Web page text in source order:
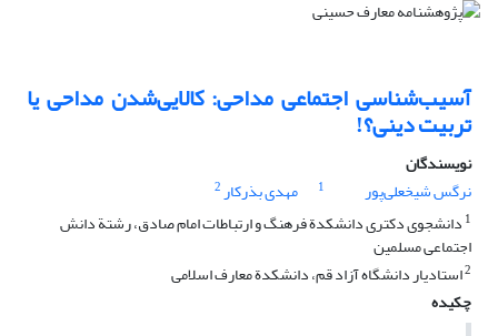
آسیب‌شناسی اجتماعی مداحی: کالایی‌شدن مداحی یا
تربیت دینی؟!
نویسندگان
نرگس شیخعلی‌پور
1 مهدی بذرکار2
1 دانشجوی دکتری دانشکدة فرهنگ و ارتباطات امام صادق، رشتة دانش
اجتماعی مسلمین
2استادیار دانشگاه آزاد قم، دانشکدة معارف اسلامی
چکیده